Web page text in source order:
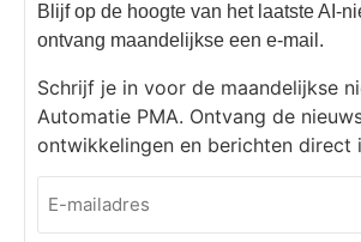
Blijf op de hoogte van het laatste AI-
ontvang maandelijkse een e-mail.
Schrijf je in voor de maandelijkse
Automatie PMA. Ontvang de
ontwikkelingen en berichten direct
E-
mailadres